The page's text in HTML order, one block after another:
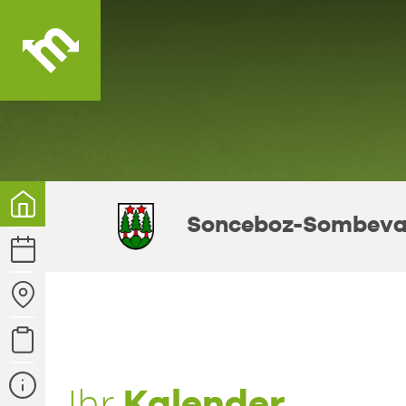
Kalender
Sammelstellen
Abfallarten
und
Sonceboz-